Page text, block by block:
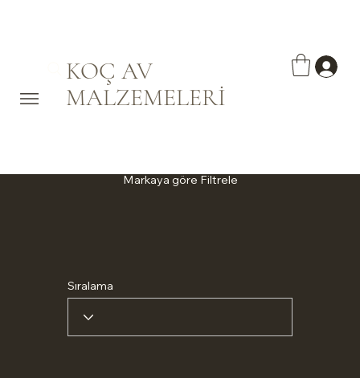
KOÇ AV
MALZEMELERİ
Markaya göre Filtrele
Sıralama